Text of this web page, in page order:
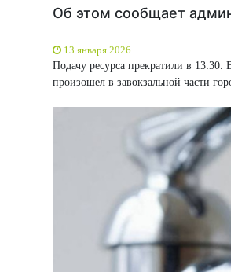
Об этом сообщает
13 января 2026
Подачу ресурса прекратили в
произошел в завокзальной части